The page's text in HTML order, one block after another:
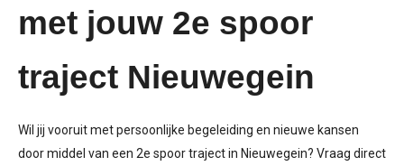
met jouw 2e spoor
traject Nieuwegein
Wil jij vooruit met persoonlijke begeleiding en nieuwe kansen
door middel van een 2e spoor traject in Nieuwegein? Vraag direct